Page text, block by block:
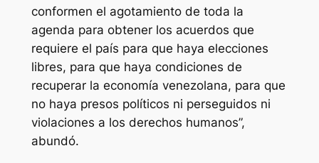
conformen el agotamiento de toda la
agenda para obtener los acuerdos que
requiere el país para que haya elecciones
libres, para que haya condiciones de
recuperar la economía venezolana, para que
no haya presos políticos ni perseguidos ni
violaciones a los derechos humanos”,
abundó.